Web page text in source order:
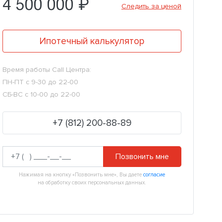
4 500 000 ₽ Следить за ценой
Ипотечный калькулятор
Время работы Call Центра:
ПН-ПТ с 9-30 до 22-00
СБ-ВС с 10-00 до 22-00
+7 (812) 200-88-89
Позвонить мне
Нажимая на кнопку «Позвонить мне», Вы даете согласие
на обработку своих персональных данных.